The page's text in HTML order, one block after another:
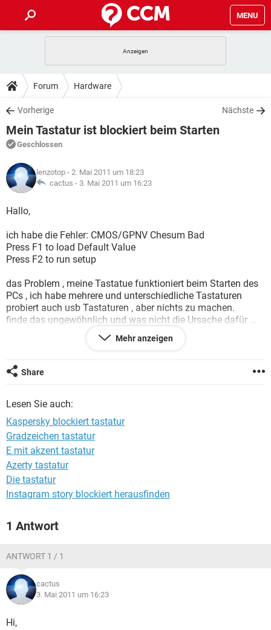
MENU
ANDROID
WINDOWS 10
WHATSAPP TIKTOK
FACEBOOK
TIPPS & TRICKS
SPIELE
WINDOWS 10
WHATSAPP
FACEBOOK HARDWARE
DOWNLOADS
SPIELE STREAMING
ANDROID
WINDOWS 10
WHATSAPP
FACEBOOK
FORUM
SPIELE
ANDROID IOS
FACEBOOK
LEXIKON
SPIELE
ANDROID
WINDOWS 10 INSTAGRAM
WHATSAPP
Forum Hardware
Vorherige Nächste
Mein Tastatur ist blockiert beim Starten
Geschlossen
lenzotop - 2. Mai 2011 um 18:23
cactus - 3. Mai 2011 um 16:23
Hallo,
ich habe die Fehler: CMOS/GPNV Chesum Bad
Press F1 to load Default Value
Press F2 to run setup
das Problem , meine Tastatue funktioniert beim Starten des
PCs , ich habe mehrere und unterschiedliche Tastaturen
probiert auch usb Tastaturen , aber nichts zu machen.
finde das ungewöhnlich und was nicht die Ursache dafür ...
Habt ihr Idee oder Tipps ???Mehr anzeigen
Share
Lesen Sie auch:
Kaspersky blockiert tastatur
Gradzeichen tastatur
E mit akzent tastatur
Azerty tastatur
Die tastatur
Instagram story blockiert herausfinden
1 Antwort
ANTWORT 1 / 1
cactus
3. Mai 2011 um 16:23
Hi,